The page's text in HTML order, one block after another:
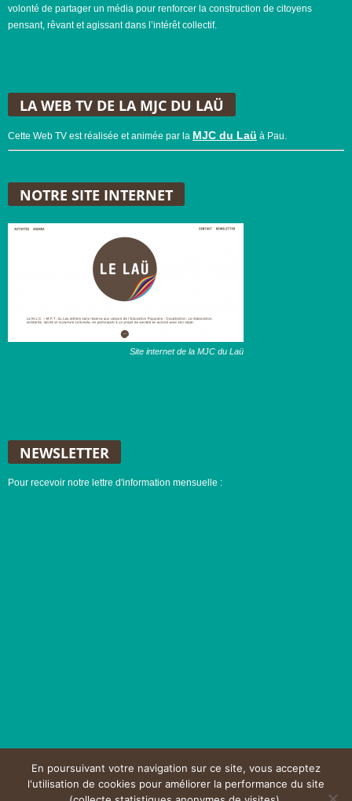
volonté de partager un média pour renforcer la construction de citoyens
pensant, rêvant et agissant dans l’intérêt collectif.
LA WEB TV DE LA MJC DU LAÜ
Cette Web TV est réalisée et animée par la MJC du Laü à Pau.
NOTRE SITE INTERNET
Site internet de la MJC du Laü
NEWSLETTER
Pour recevoir notre lettre d'information mensuelle :
En poursuivant votre navigation sur ce site, vous acceptez
l'utilisation de cookies pour améliorer la performance du site